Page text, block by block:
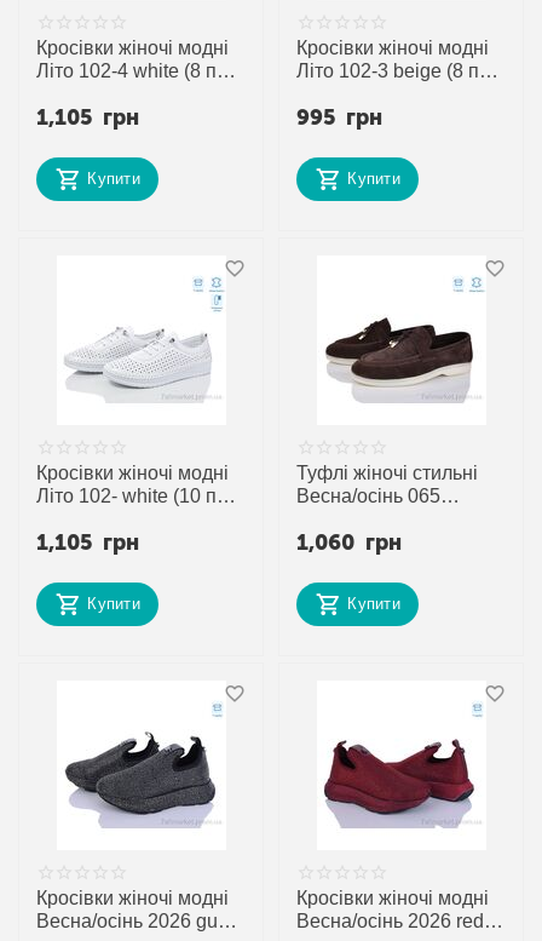
Кросівки жіночі модні
Літо 102-4 white (8 пар
недорого оптом від
постачальника
1,105 грн
Купити
Кросівки жіночі модні
Літо 102-3 beige (8 пар
недорого оптом від
постачальника
995 грн
Купити
Кросівки жіночі модні
Літо 102- white (10 пар
недорого оптом від
постачальника
1,105 грн
Купити
Туфлі жіночі стильні
Весна/осінь 065
р.36-40) "Mona Lisa"
прямого
постачальника
1,060 грн
Купити
Кросівки жіночі модні
Весна/осінь 2026 gun
Кросівки жіночі модні
Весна/осінь 2026 red